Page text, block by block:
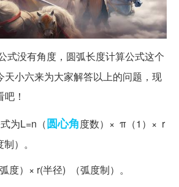
式没有角度，圆弧长度计算公式这个
天小六来为大家解答以上的问题，现
！
为L=n（圆心角度数）× π（1）× r
）。
度）× r(半径) （弧度制）。